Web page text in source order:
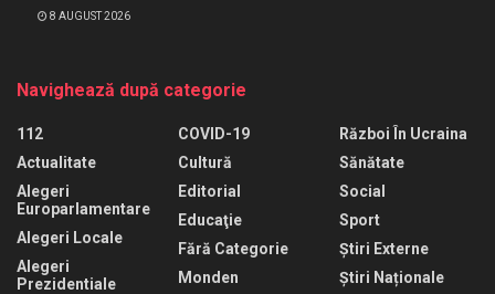
8 AUGUST 2026
Navighează după categorie
112
Actualitate
Alegeri
Europarlamentare
Alegeri Locale
Alegeri
Prezidentiale
COVID-19
Cultură
Editorial
Educaţie
Fără Categorie
Monden
Război În Ucraina
Sănătate
Social
Sport
Știri Externe
Știri Naționale